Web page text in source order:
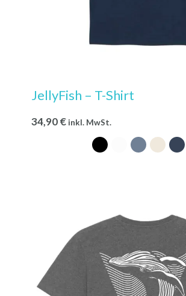
JellyFish – T-Shirt
34,90€ inkl. MwSt.